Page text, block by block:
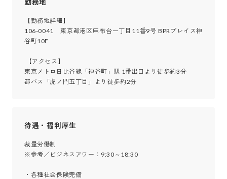
勤務地
【勤務地詳細】
106-0041　東京都港区麻布台一丁目11番9号 BPRプレイス神
谷町10F
東京メトロ日比谷線「神谷町」駅 1番出口より徒歩約3分
都バス「虎ノ門五丁目」より徒歩約2分
待遇・福利厚生
裁量労働制
※参考／ビジネスアワー：9:30～18:30
・各種社会保険完備